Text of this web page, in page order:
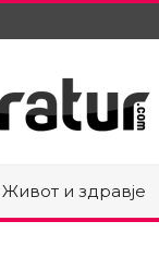
Живот и здравје